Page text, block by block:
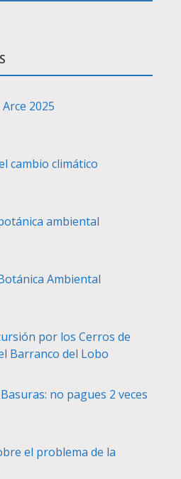
2025
cambio climático
ambiental
Ambiental
por los Cerros de
Barranco del Lobo
no pagues 2 veces
el problema de la